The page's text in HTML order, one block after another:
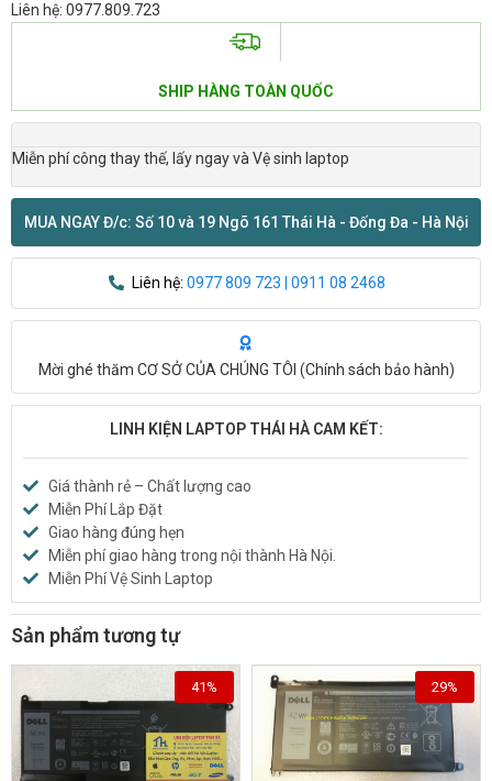
Liên hệ: 0977.809.723
SHIP HÀNG TOÀN QUỐC
Miễn phí công thay thế, lấy ngay và Vệ sinh laptop
MUA NGAY Đ/c: Số 10 và 19 Ngõ 161 Thái Hà - Đống Đa - Hà Nội
Liên hệ: 0977 809 723 | 0911 08 2468
Mời ghé thăm CƠ SỞ CỦA CHÚNG TÔI (Chính sách bảo hành)
LINH KIỆN LAPTOP THÁI HÀ CAM KẾT:
Giá thành rẻ – Chất lượng cao
Miễn Phí Lắp Đặt
Giao hàng đúng hẹn
Miễn phí giao hàng trong nội thành Hà Nội.
Miễn Phí Vệ Sinh Laptop
Sản phẩm tương tự
41% 29%